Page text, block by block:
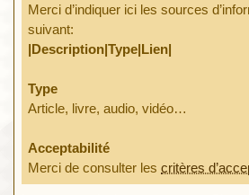
Merci d’indiquer ici les sources
suivant:
|Description|Type|Lien|
Type
Article, livre, audio, vidéo…
Acceptabilité
Merci de consulter lescritères